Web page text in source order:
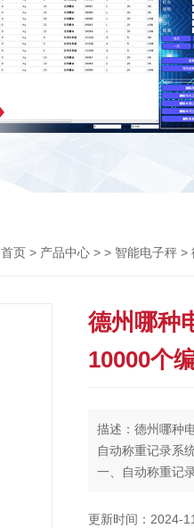
首页 > 产品中心 > > 智能电子秤 >
德州哪种
10000个
描述：德州哪种
自动称重记录系
一、自动称重记
品属性资料记录
更新时间：2024-